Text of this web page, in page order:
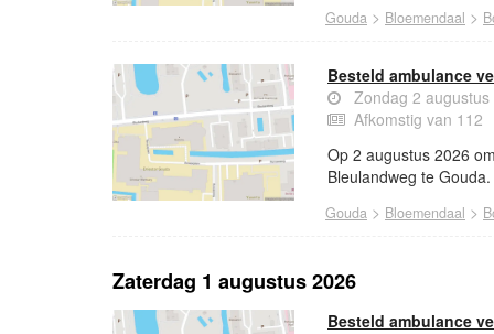
Gouda > Bloemendaal >
Besteld ambulance
Zondag 2
Afkomstig van 112
Op 2 augustus 2026
Bleulandweg te Gouda.
Gouda > Bloemendaal >
Zaterdag 1 augustus 2026
Besteld ambulance